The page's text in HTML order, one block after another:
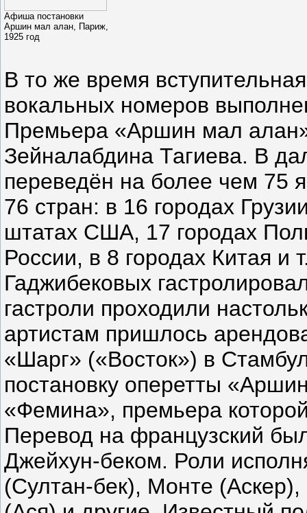
Афиша постановки
Аршин мал алан, Париж,
1925 год
В то же время
вокальных номеров
Премьера «Аршин мал алан»
Зейналабдина Тагиева. В
переведён на более чем 75
76 стран: в 16 городах
штатах США, 17 городах
России, в 8 городах Китая и
Гаджибековых
гастроли проходили
артистам пришлось
«Шарг» («Восток») в
постановку оперетты
«Фемина», премьера
Перевод на французский
Джейхун-беком. Роли
(Султан-бек), Монте